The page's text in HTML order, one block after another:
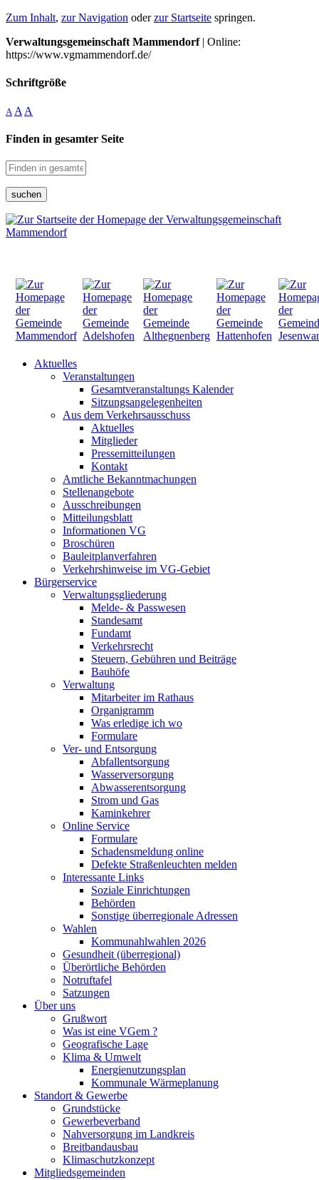
Zum Inhalt, zur Navigation oderzur Startseite springen.
Verwaltungsgemeinschaft Mammendorf| Online:
https://www.vgmammendorf.de/
Schriftgröße
A A A
Finden in gesamter Seite
suchen
Aktuelles
Veranstaltungen
Gesamtveranstaltungs Kalender
Sitzungsangelegenheiten
Aus dem Verkehrsausschuss
Aktuelles
Mitglieder
Pressemitteilungen
Kontakt
Amtliche Bekanntmachungen
Stellenangebote
Ausschreibungen
Mitteilungsblatt
Informationen VG
Broschüren
Bauleitplanverfahren
Verkehrshinweise im VG-Gebiet
Bürgerservice
Verwaltungsgliederung
Melde- & Passwesen
Standesamt
Fundamt
Verkehrsrecht
Steuern, Gebühren und Beiträge
Bauhöfe
Verwaltung
Mitarbeiter im Rathaus
Organigramm
Was erledige ich wo
Formulare
Ver- und Entsorgung
Abfallentsorgung
Wasserversorgung
Abwasserentsorgung
Strom und Gas
Kaminkehrer
Online Service
Formulare
Schadensmeldung online
Defekte Straßenleuchten melden
Interessante Links
Soziale Einrichtungen
Behörden
Sonstige überregionale Adressen
Wahlen
Kommunahlwahlen 2026
Gesundheit (überregional)
Überörtliche Behörden
Notruftafel
Satzungen
Über uns
Grußwort
Was ist eine VGem ?
Geografische Lage
Klima & Umwelt
Energienutzungsplan
Kommunale Wärmeplanung
Standort & Gewerbe
Grundstücke
Gewerbeverband
Nahversorgung im Landkreis
Breitbandausbau
Klimaschutzkonzept
Mitgliedsgemeinden